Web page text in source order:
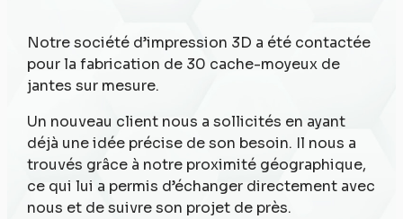
Notre société d’impression 3D a été contactée
pour la fabrication de 30 cache-moyeux de
jantes sur mesure.
Un nouveau client nous a sollicités en ayant
déjà une idée précise de son besoin. Il nous a
trouvés grâce à notre proximité géographique,
ce qui lui a permis d’échanger directement avec
nous et de suivre son projet de près.